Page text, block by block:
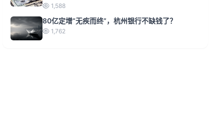
1,588
80亿定增“无疾而终”，杭州银行不缺钱了？
1,762